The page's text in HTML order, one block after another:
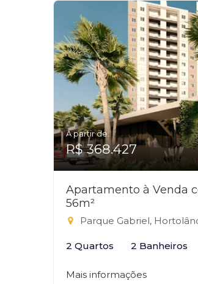
A partir de:
R$ 368.427
Apartamento à Venda
56m²
Parque Gabriel,
2 Quartos 2 Banheiros
Mais informações